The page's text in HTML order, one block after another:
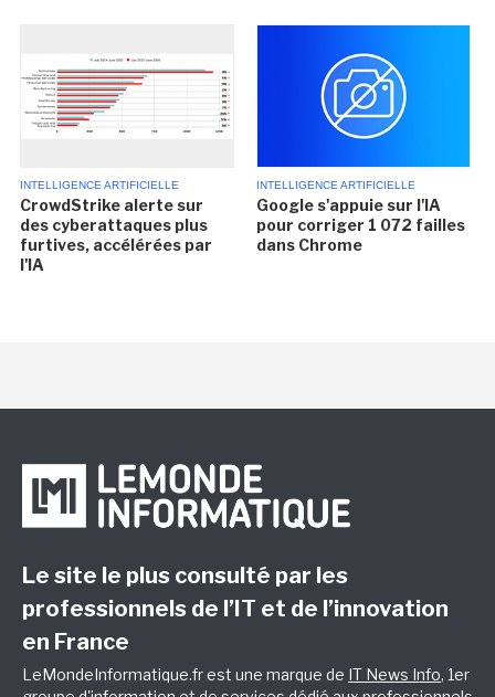
INTELLIGENCE ARTIFICIELLE
CrowdStrike alerte sur
des cyberattaques plus
furtives, accélérées par
l'IA
INTELLIGENCE ARTIFICIELLE
Google s'appuie sur l'IA
pour corriger 1 072 failles
dans Chrome
Le site le plus consulté par les
professionnels de l’IT et de l’innovation
en France
LeMondeInformatique.fr est une marque de IT News Info, 1er